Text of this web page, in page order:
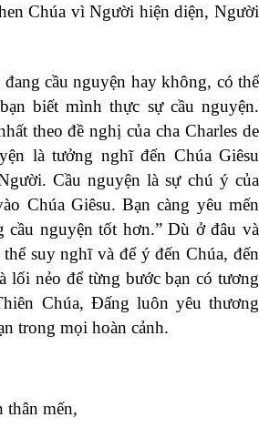
Chúa vì Người hiện diện, Người
cầu nguyện hay không, có thể
biết mình thực sự cầu nguyện.
theo đề nghị của cha Charles de
là tưởng nghĩ đến Chúa Giêsu
Cầu nguyện là sự chú ý của
Chúa Giêsu. Bạn càng yêu mến
cầu nguyện tốt hơn.” Dù ở đâu và
suy nghĩ và để ý đến Chúa, đến
lối nẻo để từng bước bạn có tương
Chúa, Đấng luôn yêu thương
trong mọi hoàn cảnh.
thân mến,